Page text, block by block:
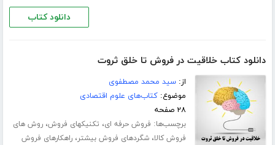
دانلود کتاب
دانلود کتاب خلاقیت در فروش تا خلق ثروت
از:سید محمد مصطفوی
موضوع:کتاب‌های علوم اقتصادی
۲۸ صفحه
برچسب‌ها: فروش حرفه ای، تکنیکهای فروش،روش های
فروش کالا،شگردهای فروش بیشتر،راهکارهای فروش